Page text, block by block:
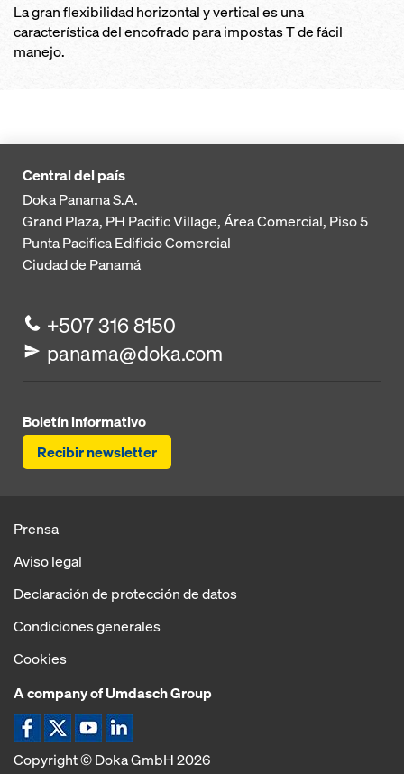
La gran flexibilidad horizontal y vertical es una
característica del encofrado para impostas T de fácil
manejo.
Central del país
Doka Panama S.A.
Grand Plaza, PH Pacific Village, Área Comercial, Piso 5
Punta PacificaEdificio Comercial
Ciudad de Panamá
+507 316 8150
panama@doka.com
Boletín informativo
Recibir newsletter
Prensa
Aviso legal
Declaración de protección de datos
Condiciones generales
Cookies
A company of Umdasch Group
Copyright © Doka GmbH 2026